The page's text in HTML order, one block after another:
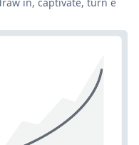
in, captivate, turn e